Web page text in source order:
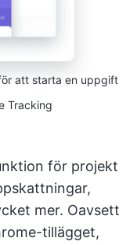
att starta en uppgift
Tracking
för projekt
mer. Oavsett
tillägget,